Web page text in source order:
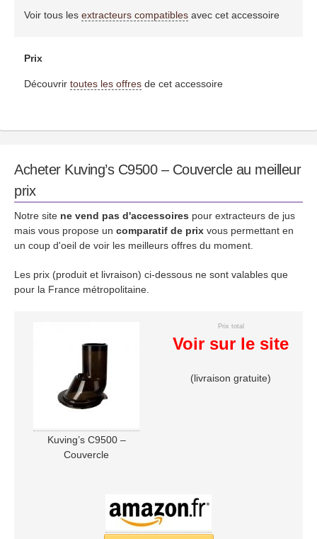
Voir tous les extracteurs compatiblesavec cet accessoire
Prix
Découvrir toutes les offresde cet accessoire
Acheter Kuving’s C9500 – Couvercle au meilleur
prix
Notre site ne vend pas d'accessoires pour extracteurs de jus
mais vous propose un comparatif de prix vous permettant en
un coup d'oeil de voir les meilleurs offres du moment.
Les prix (produit et livraison) ci-dessous ne sont valables que
pour la France métropolitaine.
Kuving’s C9500 –
Couvercle
Prix total
Voir sur le site
(livraison gratuite)